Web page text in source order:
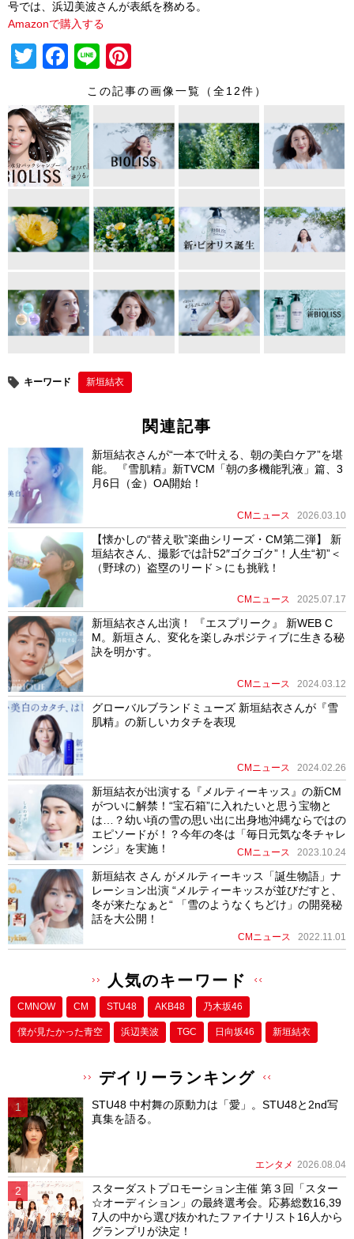
号では、浜辺美波さんが表紙を務める。
Amazonで購入する
T
tt
er
F
c
e
b
o
o
k
Li
n
nt
e
st
この記事の画像一覧（全12件）
キーワード 新垣結衣
関連記事
新垣結衣さんが“一本で叶える、朝の美白ケア”を堪
能。 『雪肌精』新TVCM「朝の多機能乳液」篇、3
月6日（金）OA開始！
CMニュース 2026.03.10
【懐かしの“替え歌”楽曲シリーズ・CM第二弾】 新
垣結衣さん、撮影では計52″ゴクゴク”！人生“初”＜
（野球の）盗塁のリード＞にも挑戦！
CMニュース 2025.07.17
新垣結衣さん出演！ 『エスプリーク』 新WEB C
M。新垣さん、変化を楽しみポジティブに生きる秘
訣を明かす。
CMニュース 2024.03.12
グローバルブランドミューズ 新垣結衣さんが『雪
肌精』の新しいカタチを表現
CMニュース 2024.02.26
新垣結衣が出演する『メルティーキッス』の新CM
がついに解禁！“宝石箱”に入れたいと思う宝物と
は…？幼い頃の雪の思い出に出身地沖縄ならではの
エピソードが！？今年の冬は「毎日元気な冬チャレ
ンジ」を実施！
CMニュース 2023.10.24
新垣結衣 さん がメルティーキッス「誕生物語」ナ
レーション出演 “メルティーキッスが並びだすと、
冬が来たなぁと“ 「雪のようなくちどけ」の開発秘
話を大公開！
CMニュース 2022.11.01
人気のキーワード
CMNOW CM STU48 AKB48 乃木坂46
僕が⾒たかった⻘空 浜辺美波 TGC 日向坂46 新垣結衣
デイリーランキング
STU48 中村舞の原動力は「愛」。STU48と2nd写
真集を語る。
エンタメ 2026.08.04
スターダストプロモーション主催 第３回「スター
☆オーディション」の最終選考会。応募総数16,39
7人の中から選び抜かれたファイナリスト16人から
グランプリが決定！